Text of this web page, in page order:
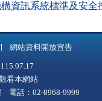
資訊系統標準及安全
網站資料開放宣告
看本網站
電話：02-8968-9999